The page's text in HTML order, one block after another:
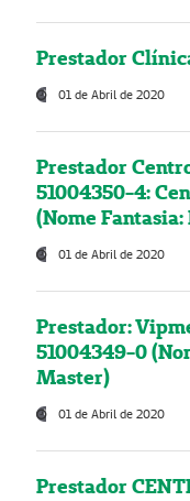
Prestador
01 de Abril de 2020
Prestador
51004350-4:
(Nome
01 de Abril de 2020
Prestador:
51004349-0
Master)
01 de Abril de 2020
Prestador